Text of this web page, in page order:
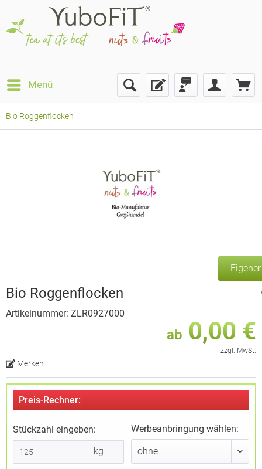
Menü
Bio Roggenflocken
Bio Roggenflocken
Artikelnummer: ZLR0927000
ab 0,00 €
zzgl. MwSt.
Merken
Preis-Rechner:
Stückzahl eingeben:
kg
Werbeanbringung wählen: